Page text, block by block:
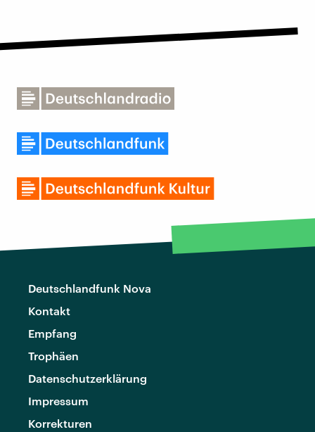
Deutschlandfunk Nova
Kontakt
Empfang
Trophäen
Datenschutzerklärung
Impressum
Korrekturen